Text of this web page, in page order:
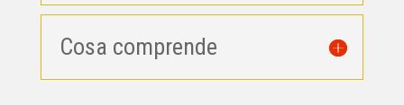
Cosa comprende